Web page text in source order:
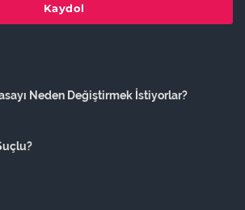
Kaydol
Neden Değiştirmek İstiyorlar?